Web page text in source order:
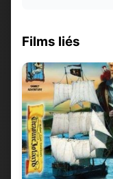
Films liés